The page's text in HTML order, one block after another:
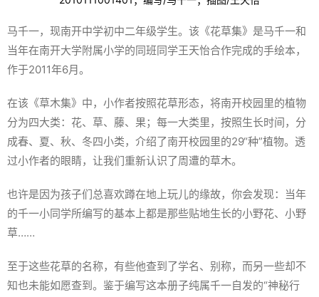
马千一，现南开中学初中二年级学生。该《花草集》是马千一和
当年在南开大学附属小学的同班同学王天怡合作完成的手绘本，
作于2011年6月。
在该《草木集》中，小作者按照花草形态，将南开校园里的植物
分为四大类：花、草、藤、果；每一大类里，按照生长时间，分
成春、夏、秋、冬四小类，介绍了南开校园里的29“种”植物。透
过小作者的眼睛，让我们重新认识了周遭的草木。
也许是因为孩子们总喜欢蹲在地上玩儿的缘故，你会发现：当年
的千一小同学所编写的基本上都是那些贴地生长的小野花、小野
草……
至于这些花草的名称，有些他查到了学名、别称，而另一些却不
知也未能如愿查到。鉴于编写这本册子纯属千一自发的“神秘行